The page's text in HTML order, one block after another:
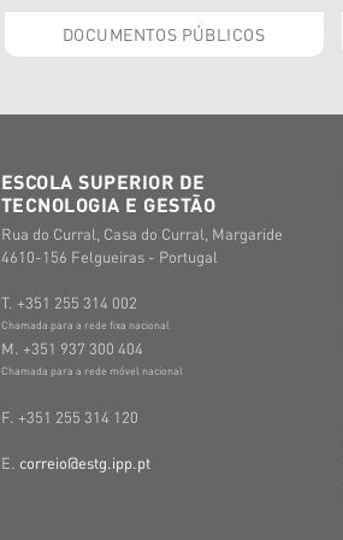
DOCUMENTOS PÚBLICOS
ESCOLA SUPERIOR DE
TECNOLOGIA E GESTÃO
Rua do Curral, Casa do Curral, Margaride
4610-156 Felgueiras - Portugal
T. +351 255 314 002
Chamada para a rede fixa nacional
M. +351 937 300 404
Chamada para a rede móvel nacional
F. +351 255 314 120
E. correio@estg.ipp.pt